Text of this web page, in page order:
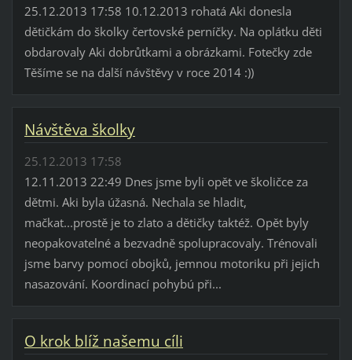
25.12.2013 17:58 10.12.2013 rohatá Aki donesla
dětičkám do školky čertovské perníčky. Na oplátku děti
obdarovaly Aki dobrůtkami a obrázkami. Fotečky zde
Těšíme se na další návštěvy v roce 2014 :))
Návštěva školky
25.12.2013 17:58
12.11.2013 22:49 Dnes jsme byli opět ve školičce za
dětmi. Aki byla úžasná. Nechala se hladit,
mačkat...prostě je to zlato a dětičky taktéž. Opět byly
neopakovatelné a bezvadně spolupracovaly. Trénovali
jsme barvy pomocí obojků, jemnou motoriku při jejich
nasazování. Koordinací pohybú při...
O krok blíž našemu cíli